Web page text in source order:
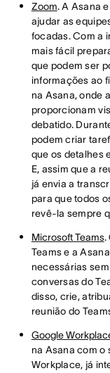
Zoom. A Asana
ajudar as
focadas. Com a
mais fácil
que podem ser
informações ao
na Asana, onde
proporcionam
debatido.
podem criar
que os detalhes
E, assim que a
já envia a
para que todos
revê-la sempre
Microsoft Teams.
Teams e a
necessárias
conversas do
disso, crie,
reunião do
Google
na Asana com o
Workplace, já